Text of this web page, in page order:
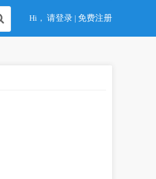
Hi， 请登录 | 免费注册